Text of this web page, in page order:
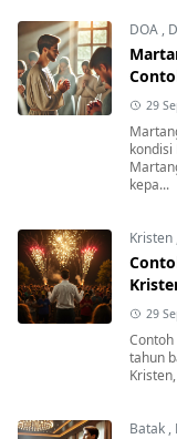
DOA ,
29
kepa...
Kristen
29
tahun
Batak ,